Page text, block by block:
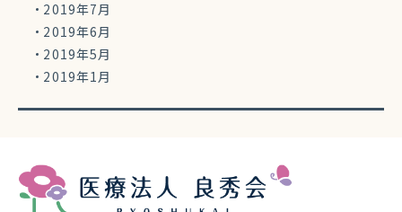
2019年7月
2019年6月
2019年5月
2019年1月